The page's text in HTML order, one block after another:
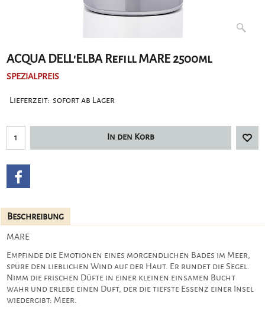
ACQUA DELL'ELBA Refill MARE 2500ml
SPEZIALPREIS
Lieferzeit: sofort ab Lager
In den Korb
Beschreibung
MARE
Empfinde die Emotionen eines morgendlichen Bades im Meer,
spüre den lieblichen Wind auf der Haut. Er rundet die Segel.
Nimm die frischen Düfte in einer kleinen einsamen Bucht
wahr und erlebe einen Duft, der die tiefste Essenz einer Insel
wiedergibt: Meer.